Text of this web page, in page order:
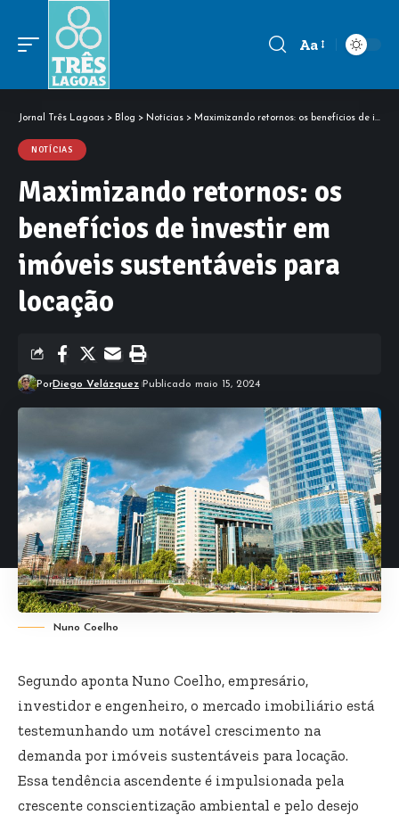
Font
Aa
Jornal Três Lagoas > Blog > Notícias > Maximizando retornos: os benefícios de investir em imóveis sustentáveis para locação
NOTÍCIAS
Maximizando retornos: os
benefícios de investir em
imóveis sustentáveis para
locação
PorDiego Velázquez Publicado maio 15, 2024
Nuno Coelho
Segundo aponta Nuno Coelho, empresário,
investidor e engenheiro, o mercado imobiliário está
testemunhando um notável crescimento na
demanda por imóveis sustentáveis para locação.
Essa tendência ascendente é impulsionada pela
crescente conscientização ambiental e pelo desejo